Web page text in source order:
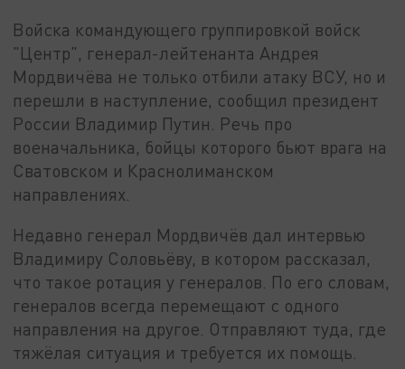
Войска командующего группировкой войск
"Центр", генерал-лейтенанта Андрея
Мордвичёва не только отбили атаку ВСУ, но и
перешли в наступление, сообщил президент
России Владимир Путин. Речь про
военачальника, бойцы которого бьют врага на
Сватовском и Краснолиманском
направлениях.
Недавно генерал Мордвичёв дал интервью
Владимиру Соловьёву, в котором рассказал,
что такое ротация у генералов. По его словам,
генералов всегда перемещают с одного
направления на другое. Отправляют туда, где
тяжёлая ситуация и требуется их помощь.